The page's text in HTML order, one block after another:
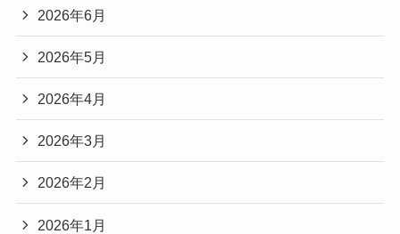
2026年6月
2026年5月
2026年4月
2026年3月
2026年2月
2026年1月